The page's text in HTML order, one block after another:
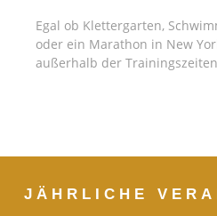
Egal ob Klettergarten,
oder ein Marathon in New
außerhalb der
JÄHRLICHE